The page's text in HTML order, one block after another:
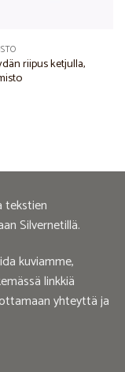
riipus ketjulla,
tekstien
Silvernetillä.
kuviamme,
linkkiä
yhteyttä ja